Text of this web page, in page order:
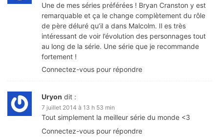
Une de mes séries préférées ! Bryan Cranston y est
remarquable et ça le change complètement du rôle
de père déluré qu’il a dans Malcolm. Il es très
intéressant de voir l’évolution des personnages tout
au long de la série. Une série que je recommande
fortement !
Connectez-vous pour répondre
Uryon dit :
7 juillet 2014 à 13 h 53 min
Tout simplement la meilleur série du monde <3
Connectez-vous pour répondre